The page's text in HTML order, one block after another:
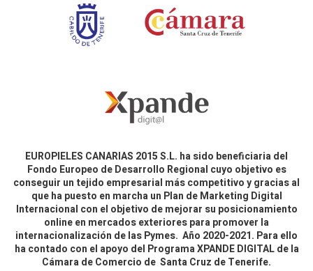
EUROPIELES CANARIAS 2015 S.L. ha sido beneficiaria del
Fondo Europeo de Desarrollo Regional cuyo objetivo es
conseguir un tejido empresarial más competitivo y gracias al
que ha puesto en marcha un Plan de Marketing Digital
Internacional con el objetivo de mejorar su posicionamiento
online en mercados exteriores para promover la
internacionalización de las Pymes. Año 2020-2021. Para ello
ha contado con el apoyo del Programa XPANDE DIGITAL de la
Cámara de Comercio de Santa Cruz de Tenerife.